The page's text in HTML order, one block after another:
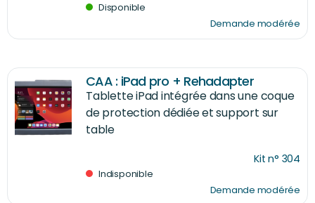
Disponible
Demande modérée
CAA : iPad pro + Rehadapter
Tablette iPad intégrée dans une coque
de protection dédiée et support sur
table
Kit n° 304
Indisponible
Demande modérée